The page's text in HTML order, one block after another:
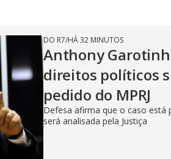
DO R7/HÁ 32 MINUTOS
Anthony
direitos políticos
pedido do MPRJ
Defesa afirma que o caso está
será analisada pela Justiça